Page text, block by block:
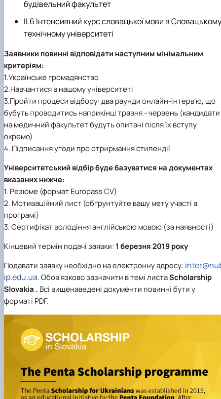
будівельний факультет
II.6 Інтенсивний курс словацької мови в Словацькому
технічному університеті
Заявники повинні відповідати наступним мінімальним
критеріям:
1.Українське громадянство
2.Навчантися в нашому університеті
3.Пройти процеси відбору: два раунди онлайн-інтерв'ю, що
бубуть проводитись наприкінці травня - червень (кандидати
на медичний факультет будуть опитані після їх вступу
окремо)
4. Підписання угоди про отрирмання стипендії
Університетський відбір буде базуватися на документах
вказаних нижче:
1. Резюме (формат Europass CV)
2. Мотиваційний лист (обґрунтуйте вашу мету участі в
програмі)
3. Сертифікат володіння англійською мовою (за наявності)
Кінцевий термін подачі заявки: 1 березня 2019 року
Подавати заявку необхідно на електронну адресу:
ip.edu.ua. Обов’язково зазначити в темі листаScholarship
Slovakia . Всі вищенаведені документи повинні бути у
форматі PDF.